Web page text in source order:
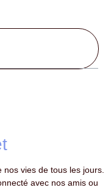
vies de tous les jours.
avec nos amis ou